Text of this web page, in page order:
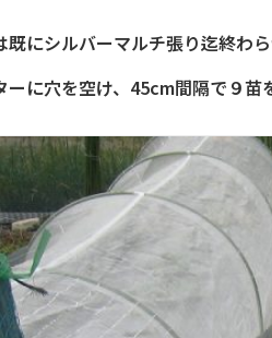
既にシルバーマルチ張り迄終わら
ーに穴を空け、45cm間隔で９苗